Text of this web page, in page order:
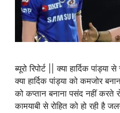
ब्यूरो रिपोर्ट || क्या हार्दिक पांड्या
क्या हार्दिक पांड्या को कमजोर
को कप्तान बनाना पसंद नहीं करते
कामयाबी से रोहित को हो रही है